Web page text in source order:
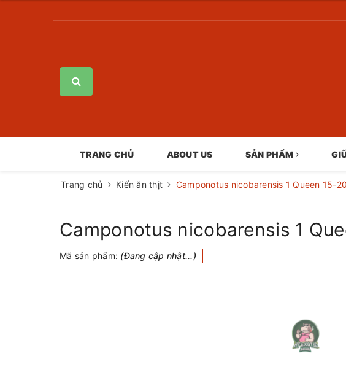
TRANG CHỦ ABOUT US SẢN PHẨM
Trang chủ Kiến ăn thịt Camponotus nicobarensis 1 Queen 15-
Camponotus nicobarensis 1
Mã sản phẩm: (Đang cập nhật...)